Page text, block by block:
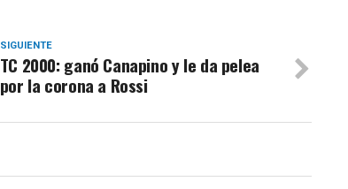
SIGUIENTE
TC 2000: ganó Canapino y le da pelea
por la corona a Rossi